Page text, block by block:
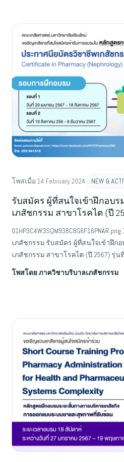
โพสเมื่อ 14 February 2024 NEW &
รับสมัคร ผู้ที่สนใจเข้าฝึกอบร
เภสัชกรรม สาขาโรคไต (ปี
เภสัชกรรม รับสมัคร ผู้ที่สนใจเข้าฝึก
เภสัชกรรม สาขาโรคไต (ปี 2567) รุ่น
ศูนย์ฝึกอบรมการบริบาลทางเภสัชกรร
โพสโดย ภาควิชาบริบาลเภสัชกรรม